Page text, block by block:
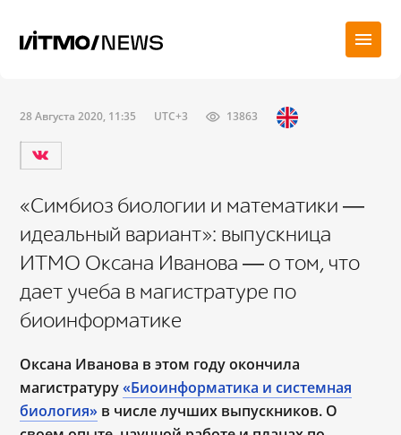
28 Августа 2020, 11:35 UTC+3 13863
«Симбиоз биологии и математики ―
идеальный вариант»: выпускница
ИТМО Оксана Иванова ― о том, что
дает учеба в магистратуре по
биоинформатике
Оксана Иванова в этом году окончила
магистратуру«Биоинформатика и системная
биология» в числе лучших выпускников. О